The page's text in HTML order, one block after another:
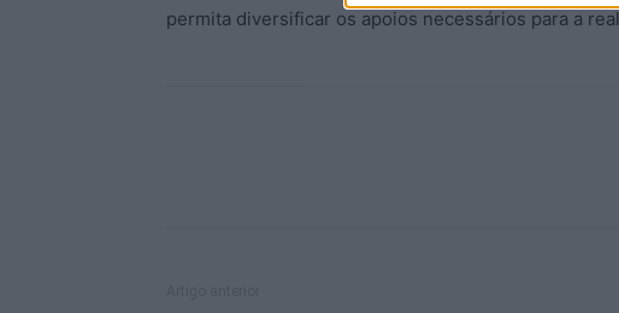
permita diversificar os apoios necessários para a